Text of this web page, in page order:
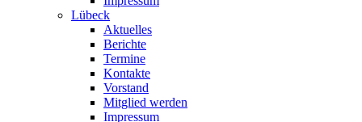
Lübeck
Aktuelles
Berichte
Termine
Kontakte
Vorstand
Mitglied werden
Impressum